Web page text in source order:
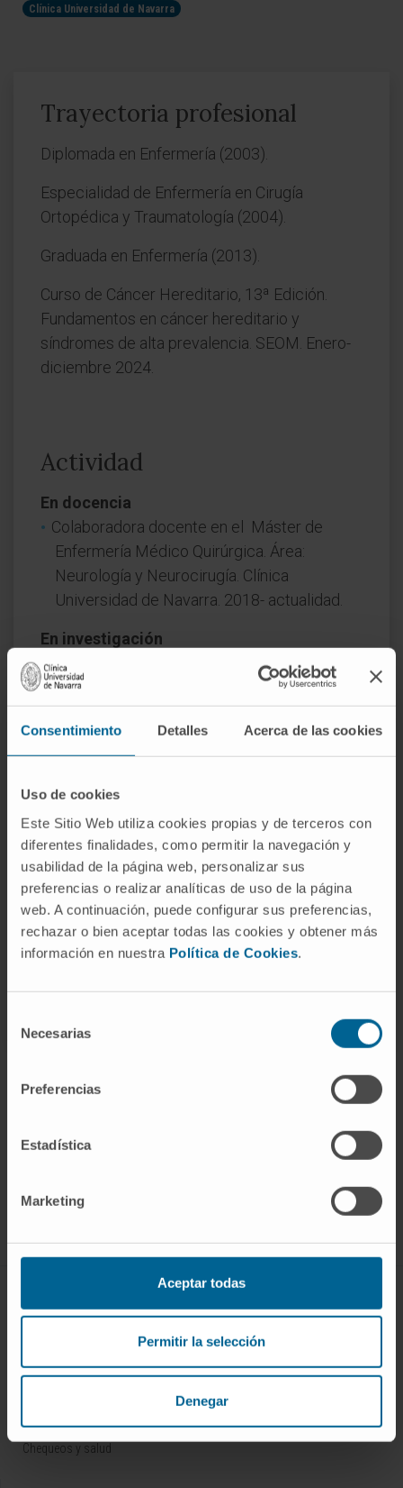
Consentimiento Detalles Acerca de las cookies
Uso de cookies
Este Sitio Web utiliza cookies propias y de terceros con
diferentes finalidades, como permitir la navegación y
usabilidad de la página web, personalizar sus
preferencias o realizar analíticas de uso de la página
web. A continuación, puede configurar sus preferencias,
rechazar o bien aceptar todas las cookies y obtener más
información en nuestra Política de Cookies.
Necesarias
Preferencias
Estadística
Marketing
Aceptar todas
Permitir la selección
Denegar
Clínica Universidad de Navarra
Trayectoria profesional
Diplomada en Enfermería (2003).
Especialidad de Enfermería en Cirugía
Ortopédica y Traumatología (2004).
Graduada en Enfermería (2013).
Curso de Cáncer Hereditario, 13ª Edición.
Fundamentos en cáncer hereditario y
síndromes de alta prevalencia. SEOM. Enero-
diciembre 2024.
Actividad
En docencia
Colaboradora docente en el Máster de
Enfermería Médico Quirúrgica. Área:
Neurología y Neurocirugía. Clínica
Universidad de Navarra. 2018- actualidad.
En investigación
Ha presentado varias comunicaciones
orales y escritas en congresos nacionales e
internacionales.
Organismos científicos
Pruebas diagnósticas
Cuidados en casa
Chequeos y salud